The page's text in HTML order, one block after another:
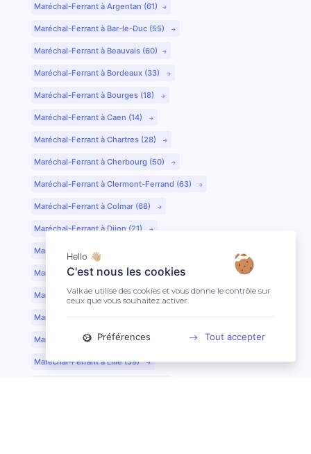
Maréchal-Ferrant à Argentan (61)
Maréchal-Ferrant à Bar-le-Duc (55)
Maréchal-Ferrant à Beauvais (60)
Maréchal-Ferrant à Bordeaux (33)
Maréchal-Ferrant à Bourges (18)
Maréchal-Ferrant à Caen (14)
Maréchal-Ferrant à Chartres (28)
Maréchal-Ferrant à Cherbourg (50)
Maréchal-Ferrant à Clermont-Ferrand (63)
Maréchal-Ferrant à Colmar (68)
Maréchal-Ferrant à Dijon (21)
Maréchal-Ferrant à Evreux (27)
Maréchal-Ferrant à Fontainebleau (77)
Maréchal-Ferrant à Grenoble (38)
Maréchal-Ferrant à Guéret (23)
Maréchal-Ferrant au Mans (72)
Maréchal-Ferrant à Lille (59)
Hello 👋🏼
C'est nous les cookies
Valkae utilise des cookies et vous donne le contrôle sur
ceux que vous souhaitez activer.
Préférences Tout accepter